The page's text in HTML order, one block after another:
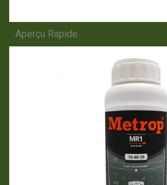
Aperçu Rapide